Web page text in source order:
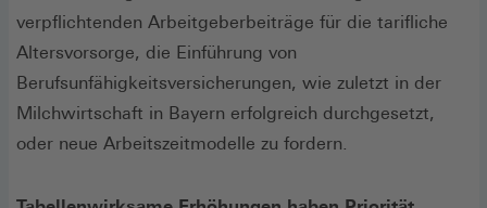
verpflichtenden Arbeitgeberbeiträge für die tarifliche
Altersvorsorge, die Einführung von
Berufsunfähigkeitsversicherungen, wie zuletzt in der
Milchwirtschaft in Bayern erfolgreich durchgesetzt,
oder neue Arbeitszeitmodelle zu fordern.